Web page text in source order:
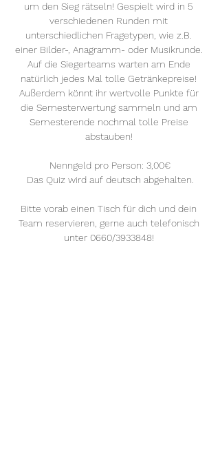
um den Sieg rätseln! Gespielt wird in 5
verschiedenen Runden mit
unterschiedlichen Fragetypen, wie z.B.
einer Bilder-, Anagramm- oder Musikrunde.
Auf die Siegerteams warten am Ende
natürlich jedes Mal tolle Getränkepreise!
Außerdem könnt ihr wertvolle Punkte für
die Semesterwertung sammeln und am
Semesterende nochmal tolle Preise
abstauben!
Nenngeld pro Person: 3,00€
Das Quiz wird auf deutsch abgehalten.
Bitte vorab einen Tisch für dich und dein
Team reservieren, gerne auch telefonisch
unter 0660/3933848!